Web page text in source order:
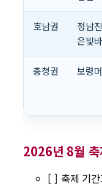
호남권
정남
은빛
충청권 보령
2026년 8월 축
[ ] 축제 기